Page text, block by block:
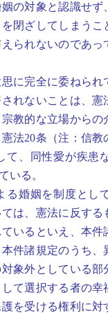
の対象と認識せ
閉ざしてしまう
られないのであ
に完全に委ねられ
れないことは、憲
教的な立場からの
法20条（注：信
て、同性愛が疾患
いる。
婚姻を制度とし
は、憲法に反す
いるといえ、本
件諸規定のうち、
象外としている
て選択する者の
を受ける権利に対